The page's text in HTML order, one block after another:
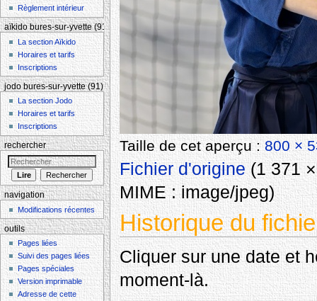
Taille de cet aperçu : 800 ×
Fichier d'origine‎(1 371
MIME :image/jpeg)
Historique du
Cliquer sur une date et
moment-là.
Règlement intérieur
aïkido bures-sur-yvette (91)
La section Aïkido
Horaires et tarifs
Inscriptions
jodo bures-sur-yvette (91)
La section Jodo
Horaires et tarifs
Inscriptions
rechercher
navigation
Modifications récentes
outils
Pages liées
Suivi des pages liées
Pages spéciales
Version imprimable
Adresse de cette